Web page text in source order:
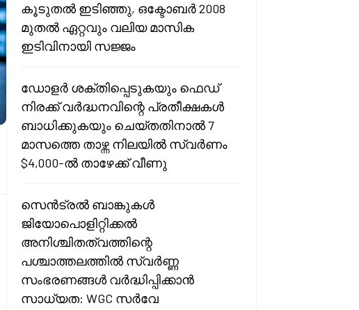
കൂടുതൽ ഇടിഞ്ഞു, ഒക്ടോബർ 2008
മുതൽ ഏറ്റവും വലിയ മാസിക
ഇടിവിനായി സജ്ജം
ഡോളർ ശക്തിപ്പെടുകയും ഫെഡ്
നിരക്ക് വർദ്ധനവിന്റെ പ്രതീക്ഷകൾ
ബാധിക്കുകയും ചെയ്തതിനാൽ 7
മാസത്തെ താഴ്ന്ന നിലയിൽ സ്വർണം
$4,000-ൽ താഴേക്ക് വീണു
സെൻട്രൽ ബാങ്കുകൾ
ജിയോപൊളിറ്റിക്കൽ
അനിശ്ചിതത്വത്തിന്റെ
പശ്ചാത്തലത്തിൽ സ്വർണ്ണ
സംഭരണങ്ങൾ വർദ്ധിപ്പിക്കാൻ
സാധ്യത: WGC സർവേ